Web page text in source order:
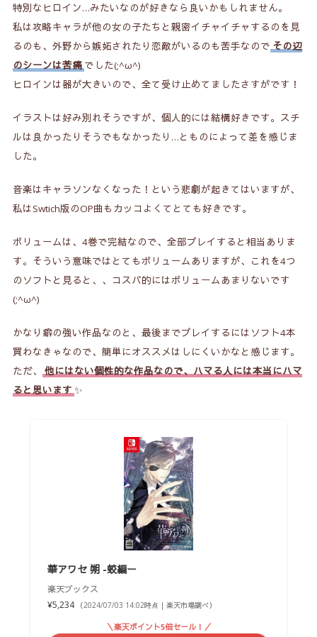
特別なヒロイン…みたいなのが好きなら良いかもしれません。
私は攻略キャラが他の女の子たちと親密イチャイチャするのを見
るのも、外野から嫉妬されたり恋敵がいるのも苦手なので その辺
のシーンは苦痛でした(;^ω^)
ヒロインは器が大きいので、全て受け止めてましたさすがです！
イラストは好み別れそうですが、個人的には結構好きです。スチ
ルは良かったりそうでもなかったり…とものによって差を感じま
した。
音楽はキャラソンなくなった！という悲劇が起きてはいますが、
私はSwtich版のOP曲もカッコよくてとても好きです。
ボリュームは、4巻で完結なので、全部プレイすると相当ありま
す。そういう意味ではとてもボリュームありますが、これを4つ
のソフトと見ると、、コスパ的にはボリュームあまりないです
(;^ω^)
かなり癖の強い作品なのと、最後までプレイするにはソフト4本
買わなきゃなので、簡単にオススメはしにくいかなと感じます。
ただ、
他にはない個性的な作品なので、ハマる人には本当にハマ
ると思います✨
華アワセ 朔 -蛟編ー
楽天ブックス
¥5,234 （2024/07/03 14:02時点 | 楽天市場調べ）
＼楽天ポイント5倍セール！／